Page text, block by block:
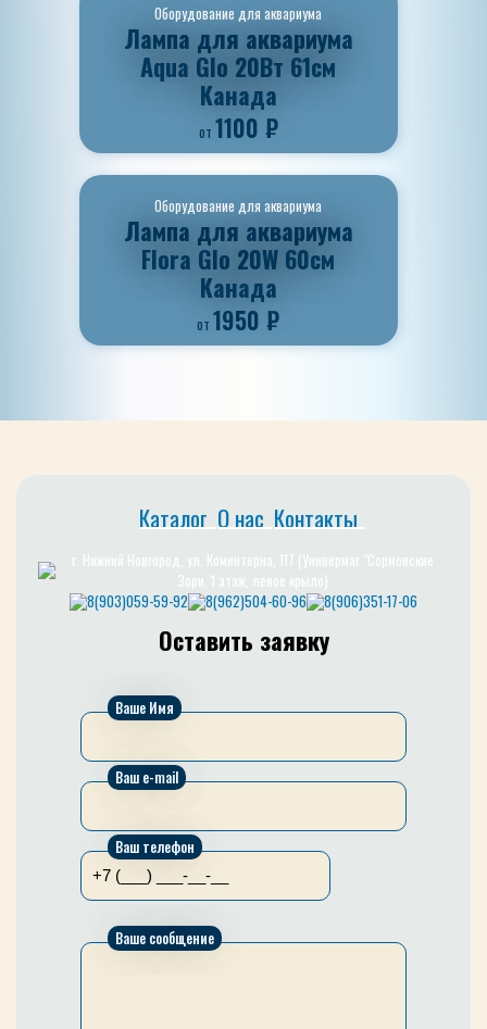
Оборудование для аквариума
Лампа для аквариума
Aqua Glo 20Вт 61см
Канада
от 1100 ₽
Оборудование для аквариума
Лампа для аквариума
Flora Glo 20W 60см
Канада
от 1950 ₽
Каталог О нас Контакты
г. Нижний Новгород, ул. Коминтерна, 117 (Универмаг "Сормовские
Зори, 1 этаж, левое крыло)
8(903)059-59-92
8(962)504-60-96 8(906)351-17-06
Оставить заявку
Ваше Имя
Ваш e-mail
Ваш телефон
Ваше сообщение